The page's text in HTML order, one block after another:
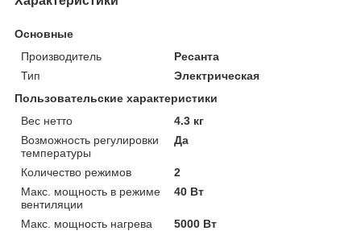
Основные
Производитель
Ресанта
Тип
Электрическая
Пользовательские характеристики
Вес нетто
4.3 кг
Возможность регулировки
температуры
Да
Количество режимов
2
Макс. мощность в режиме
вентиляции
40 Вт
Макс. мощность нагрева
5000 Вт